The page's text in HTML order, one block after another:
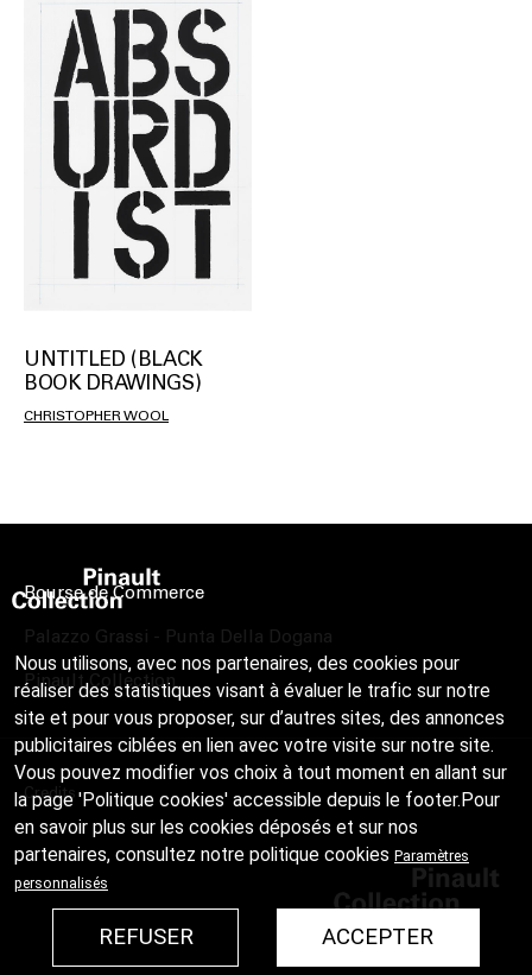
UNTITLED (BLACK
BOOK DRAWINGS)
CHRISTOPHER WOOL
Bourse de Commerce
Palazzo Grassi - Punta Della Dogana
Pinault Collection
Credits
Nous utilisons, avec nos partenaires, des cookies pour
réaliser des statistiques visant à évaluer le trafic sur notre
site et pour vous proposer, sur d’autres sites, des annonces
publicitaires ciblées en lien avec votre visite sur notre site.
Vous pouvez modifier vos choix à tout moment en allant sur
la page 'Politique cookies' accessible depuis le footer.Pour
en savoir plus sur les cookies déposés et sur nos
partenaires, consultez notre politique cookies Paramètres
personnalisés
ACCEPTER
REFUSER